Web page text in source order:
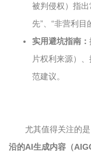
被判侵权）指
先”、“非营利目
实用避坑指南：
片权利来源）
范建议。
尤其值得关注的
沿的AI生成内容（